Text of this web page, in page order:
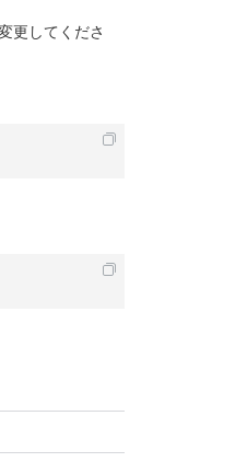
更してくださ